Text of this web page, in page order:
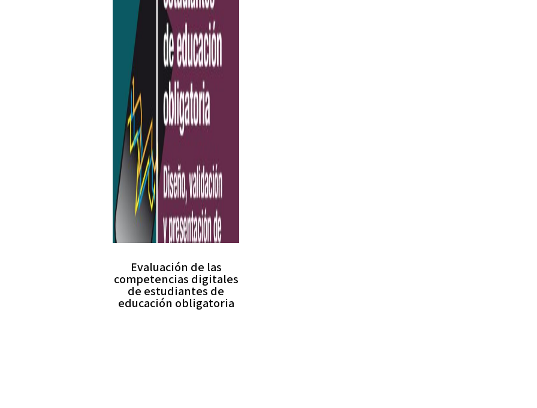
Evaluación de las
competencias digitales
de estudiantes de
educación obligatoria